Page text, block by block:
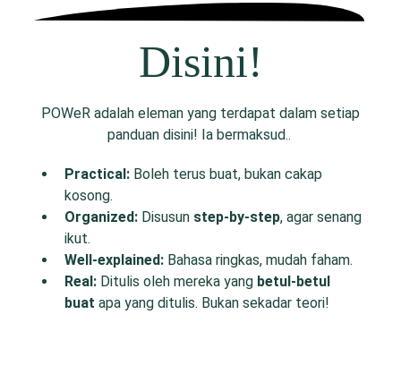
Disini!
POWeR adalah eleman yang terdapat dalam setiap
panduan disini! Ia bermaksud..
Practical: Boleh terus buat, bukan cakap
kosong.
Organized: Disusun step-by-step, agar senang
ikut.
Well-explained: Bahasa ringkas, mudah faham.
Real: Ditulis oleh mereka yang betul-betul
buat apa yang ditulis. Bukan sekadar teori!